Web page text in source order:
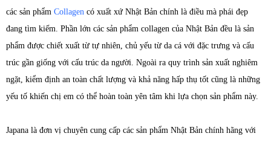
các sản phẩm Collagen có xuất xứ Nhật Bản chính là điều mà phái đẹp
đang tìm kiếm. Phần lớn các sản phẩm collagen của Nhật Bản đều là sản
phẩm được chiết xuất từ tự nhiên, chủ yếu từ da cá với đặc trưng và cấu
trúc gần giống với cấu trúc da người. Ngoài ra quy trình sản xuất nghiêm
ngặt, kiểm định an toàn chất lượng và khả năng hấp thụ tốt cũng là những
yếu tố khiến chị em có thể hoàn toàn yên tâm khi lựa chọn sản phẩm này.
Japana là đơn vị chuyên cung cấp các sản phẩm Nhật Bản chính hãng với